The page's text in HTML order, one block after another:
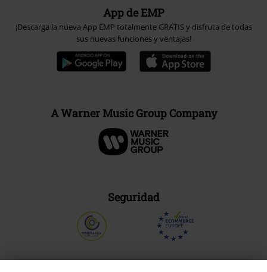
App de EMP
¡Descarga la nueva App EMP totalmente GRATIS y disfruta de todas
sus nuevas funciones y ventajas!
A Warner Music Group Company
Seguridad